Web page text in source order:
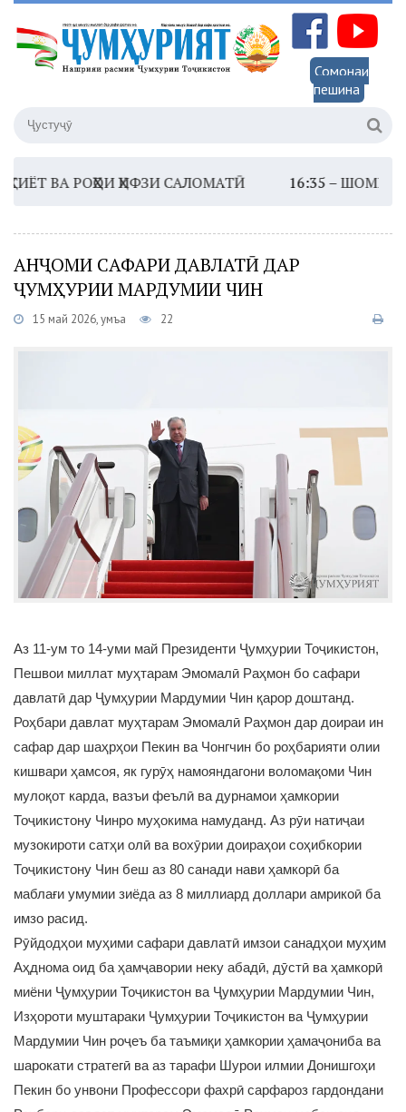
Сомонаи
пешина
ВА РОҲҲОИ ҲИФЗИ САЛОМАТӢ16:35 –ШОМИ
АНҶОМИ САФАРИ ДАВЛАТӢ ДАР
ҶУМҲУРИИ МАРДУМИИ ЧИН
15 май 2026, Ҷумъа 22
Аз 11-ум то 14-уми май Президенти Ҷумҳурии Тоҷикистон,
Пешвои миллат муҳтарам Эмомалӣ Раҳмон бо сафари
давлатӣ дар Ҷумҳурии Мардумии Чин қарор доштанд.
Роҳбари давлат муҳтарам Эмомалӣ Раҳмон дар доираи ин
сафар дар шаҳрҳои Пекин ва Чонгчин бо роҳбарияти олии
кишвари ҳамсоя, як гурӯҳ намояндагони воломақоми Чин
мулоқот карда, вазъи феълӣ ва дурнамои ҳамкории
Тоҷикистону Чинро муҳокима намуданд. Аз рӯи натиҷаи
музокироти сатҳи олӣ ва вохӯрии доираҳои соҳибкории
Тоҷикистону Чин беш аз 80 санади нави ҳамкорӣ ба
маблағи умумии зиёда аз 8 миллиард доллари амрикоӣ ба
имзо расид.
Рӯйдодҳои муҳими сафари давлатӣ имзои санадҳои муҳим
Аҳднома оид ба ҳамҷавории неку абадӣ, дӯстӣ ва ҳамкорӣ
миёни Ҷумҳурии Тоҷикистон ва Ҷумҳурии Мардумии Чин,
Изҳороти муштараки Ҷумҳурии Тоҷикистон ва Ҷумҳурии
Мардумии Чин роҷеъ ба таъмиқи ҳамкории ҳамаҷониба ва
шарокати стратегӣ ва аз тарафи Шурои илмии Донишгоҳи
Пекин бо унвони Профессори фахрӣ сарфароз гардондани